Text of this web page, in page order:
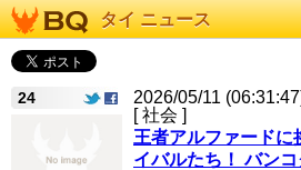
タイ ニュース
24
2026/05/11
[ 社会 ]
王者アルファードに
イバルたち！ バン